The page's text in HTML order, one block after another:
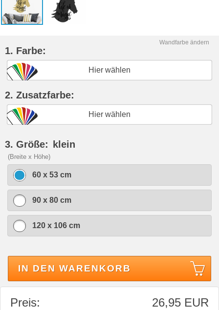
Wandfarbe ändern
1. Farbe:
Hier wählen
2. Zusatzfarbe:
Hier wählen
3. Größe: klein
(Breite x Höhe)
60 x 53 cm
90 x 80 cm
120 x 106 cm
IN DEN WARENKORB
Preis: 26,95 EUR